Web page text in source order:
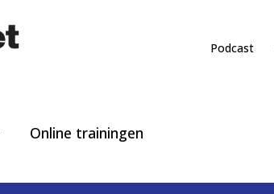
Podcast
Online trainingen